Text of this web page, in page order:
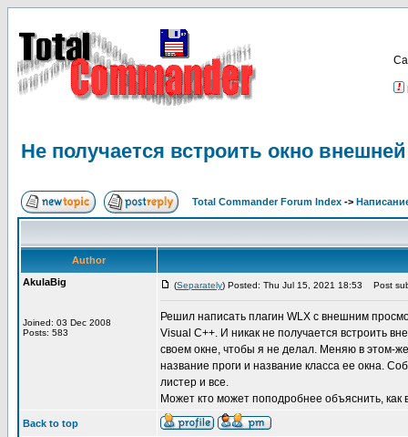
Не получается встроить окно
Total Commander Forum Index ->
Author
AkulaBig
Joined: 03 Dec 2008
Posts: 583
(Separately) Posted: Thu Jul 15, 2021 18:53 Post
Решил написать плагин WLX с внешним
Visual C++. И никак не получается встроить
своем окне, чтобы я не делал. Меняю в этом-
название проги и название класса ее окна.
листер и все.
Может кто может поподробнее объяснить, как
Back to top